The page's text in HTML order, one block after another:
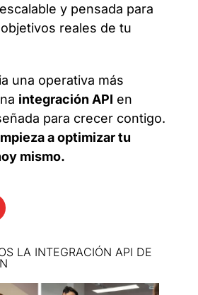
y pensada para
reales de tu
una operativa más
integración API en
para crecer contigo.
a optimizar tu
mismo.
LA INTEGRACIÓN API DE